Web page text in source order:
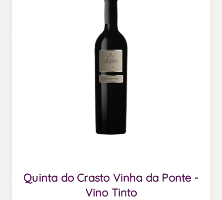
Quinta do Crasto Vinha da Ponte -
Vino Tinto